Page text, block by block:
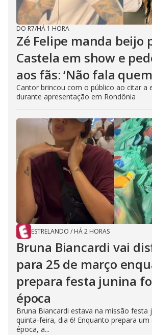
DO R7/HÁ 1 HORA
Zé Felipe manda beijo
Castela em show e
aos fãs: ‘Não fala
Cantor brincou com o público ao citar a
durante apresentação em Rondônia
ESTRELANDO / HÁ 2 HORAS
Bruna Biancardi vai
para 25 de março
prepara festa junina
época
Bruna Biancardi estava na missão festa
quinta-feira, dia 6! Enquanto prepara
época, a...